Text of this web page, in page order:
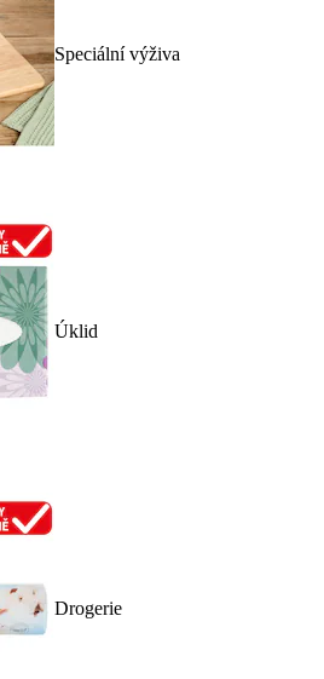
Speciální výživa
Úklid
Drogerie